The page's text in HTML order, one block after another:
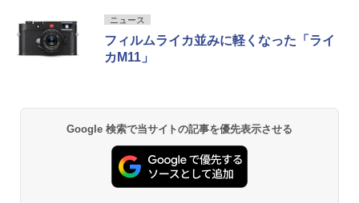
ニュース
フィルムライカ並みに軽くなった「ライ
カM11」
Google 検索で当サイトの記事を優先表示させる